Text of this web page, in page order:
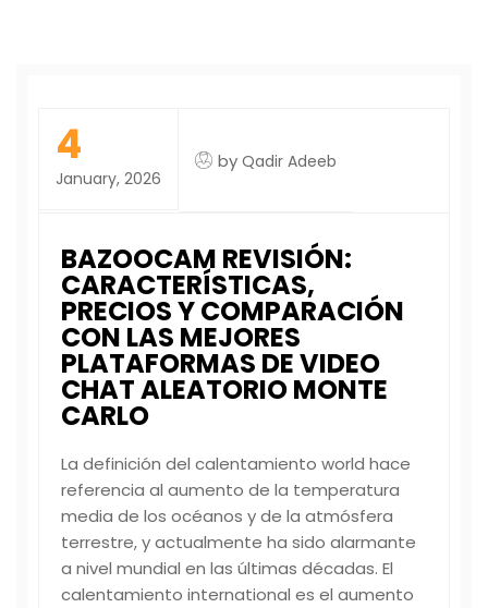
4
January, 2026
by Qadir Adeeb
BAZOOCAM REVISIÓN:
CARACTERÍSTICAS,
PRECIOS Y COMPARACIÓN
CON LAS MEJORES
PLATAFORMAS DE VIDEO
CHAT ALEATORIO MONTE
CARLO
La definición del calentamiento world hace
referencia al aumento de la temperatura
media de los océanos y de la atmósfera
terrestre, y actualmente ha sido alarmante
a nivel mundial en las últimas décadas. El
calentamiento international es el aumento